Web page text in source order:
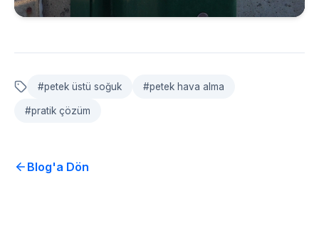
#petek üstü soğuk #petek hava alma
#pratik çözüm
Blog'a Dön